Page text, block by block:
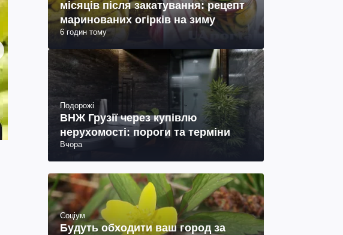
місяців після закатування: рецепт
маринованих огірків на зиму
6 годин тому
Подорожі
ВНЖ Грузії через купівлю
нерухомості: пороги та терміни
Вчора
Соціум
Будуть обходити ваш город за